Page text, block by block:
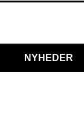
NYHEDER